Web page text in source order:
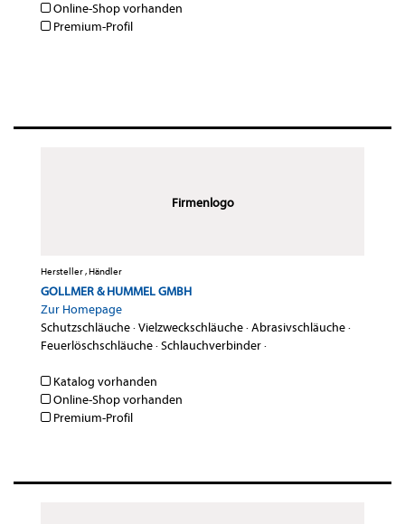
Online-Shop vorhanden
Premium-Profil
Firmenlogo
Hersteller , Händler
GOLLMER & HUMMEL GMBH
Zur Homepage
Schutzschläuche·Vielzweckschläuche·Abrasivschläuche·
Feuerlöschschläuche·Schlauchverbinder·
Katalog vorhanden
Online-Shop vorhanden
Premium-Profil